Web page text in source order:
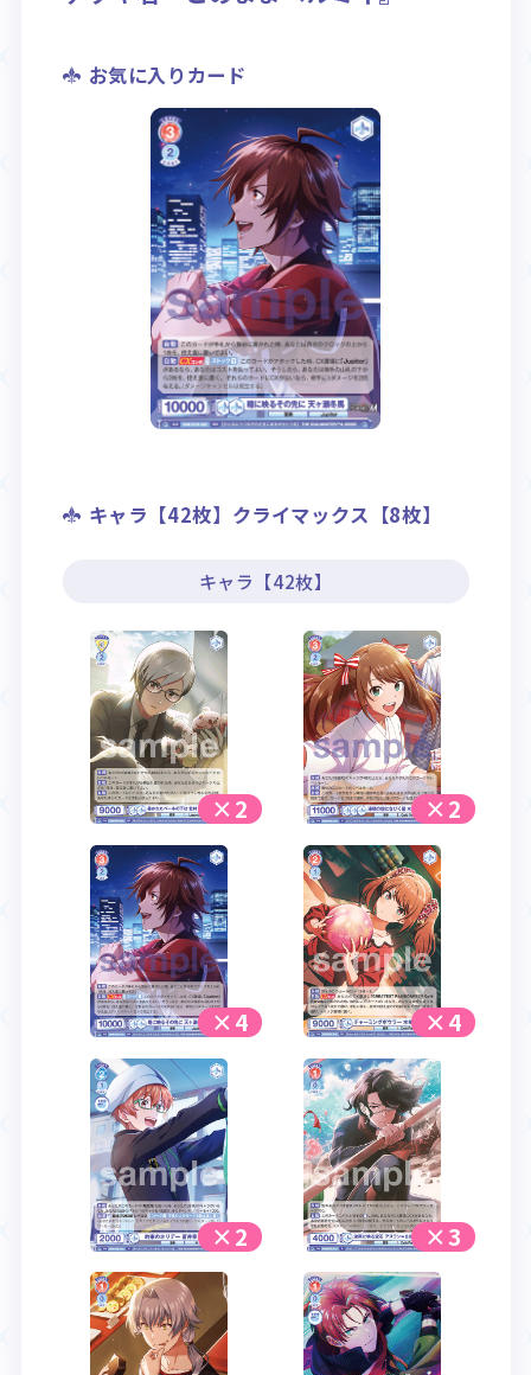
お気に入りカード
キャラ【42枚】クライマックス【8枚】
キャラ【42枚】
×2 ×2
×4 ×4
×2 ×3